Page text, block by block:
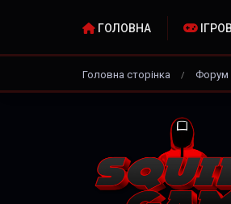
ГОЛОВНА
Головна сторінка / Форум